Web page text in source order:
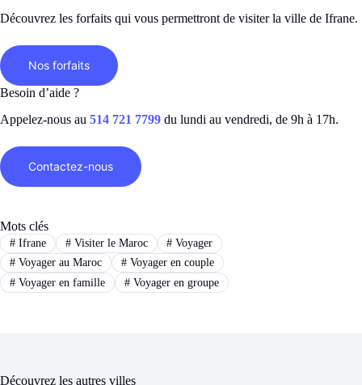
Découvrez les forfaits qui vous permettront de visiter la ville de Ifrane.
Nos forfaits
Besoin d’aide ?
Appelez-nous au 514 721 7799 du lundi au vendredi, de 9h à 17h.
Contactez-nous
Mots clés
#Ifrane #Visiter le Maroc # Voyager
#Voyager au Maroc #Voyager en couple
#Voyager en famille #Voyager en groupe
Découvrez les autres villes